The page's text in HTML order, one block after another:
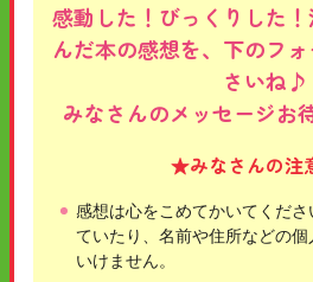
感動した！びっくりした
んだ本の感想を、下のフ
さいね♪
みなさんのメッセージお
★みなさんの
感想は心をこめてかいてくだ
ていたり、名前や住所などの
いけません。